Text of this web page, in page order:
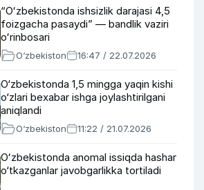
“Oʻzbekistonda ishsizlik darajasi 4,5
foizgacha pasaydi” — bandlik vaziri
oʻrinbosari
O‘zbekiston 16:47 / 22.07.2026
O‘zbekistonda 1,5 mingga yaqin kishi
o‘zlari bexabar ishga joylashtirilgani
aniqlandi
O‘zbekiston 11:22 / 21.07.2026
Oʻzbekistonda anomal issiqda hashar
o‘tkazganlar javobgarlikka tortiladi